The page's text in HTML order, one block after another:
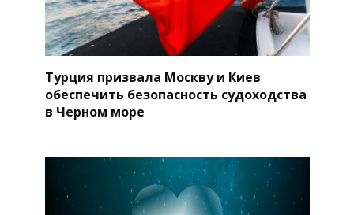
Турция призвала Москву и Киев
обеспечить безопасность судоходства
в Черном море